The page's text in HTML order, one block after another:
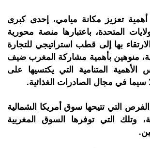
أهمية تعزيز مكانة ميامي، إحدى كبرى
المتحدة، باعتبارها منصة محورية
بها إلى قطب استراتيجي للتجارة
منوهين بأهمية مشاركة المغرب ضيف
المتنامية التي يكتسيها على
سيما في مجال الصادرات الغذائية.
التي تتيحها سوق أمريكا الشمالية
وتلك التي توفرها السوق المغربية